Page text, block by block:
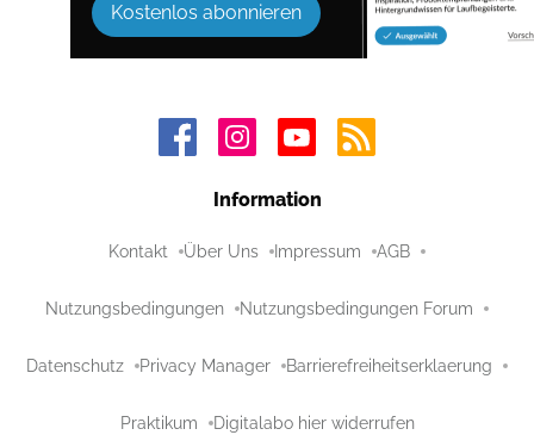
Kostenlos abonnieren
Information
Kontakt Über Uns Impressum AGB
Nutzungsbedingungen Nutzungsbedingungen Forum
Datenschutz Privacy Manager Barrierefreiheitserklaerung
Praktikum Digitalabo hier widerrufen